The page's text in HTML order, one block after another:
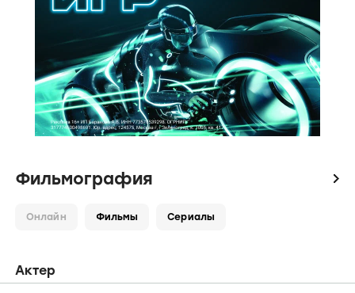
Фильмография icon
Онлайн Фильмы Сериалы
Актер